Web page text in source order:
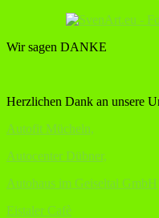
Wir sagen DANKE
Herzlichen Dank an unsere
Autofit Mücheln,
Autocenter Dübner,
Autohaus im Geiseltal GmbH
Eistaler Cafè